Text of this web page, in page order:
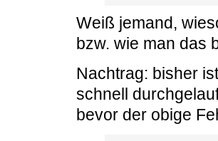
Weiß jemand,
bzw. wie man das
Nachtrag: bisher
schnell
bevor der obige